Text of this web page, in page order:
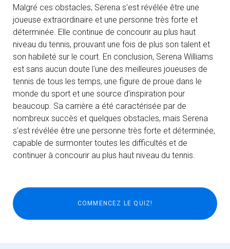
Malgré ces obstacles, Serena s'est révélée être une
joueuse extraordinaire et une personne très forte et
déterminée. Elle continue de concourir au plus haut
niveau du tennis, prouvant une fois de plus son talent et
son habileté sur le court. En conclusion, Serena Williams
est sans aucun doute l'une des meilleures joueuses de
tennis de tous les temps, une figure de proue dans le
monde du sport et une source d'inspiration pour
beaucoup. Sa carrière a été caractérisée par de
nombreux succès et quelques obstacles, mais Serena
s'est révélée être une personne très forte et déterminée,
capable de surmonter toutes les difficultés et de
continuer à concourir au plus haut niveau du tennis.